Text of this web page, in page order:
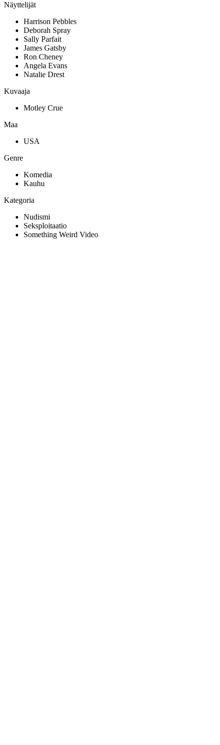
Näyttelijät
Harrison Pebbles
Deborah Spray
Sally Parfait
James Gatsby
Ron Cheney
Angela Evans
Natalie Drest
Kuvaaja
Motley Crue
Maa
USA
Genre
Komedia
Kauhu
Kategoria
Nudismi
Seksploitaatio
Something Weird Video